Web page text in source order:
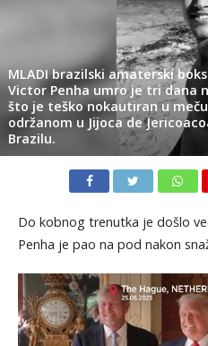
MLADI brazilski amaterski
Victor Penha umro je tri dana
što je teško nokautiran u meču
održanom u Jijoca de
Brazilu.
Do kobnog trenutka je došlo
Penha je pao na pod nakon